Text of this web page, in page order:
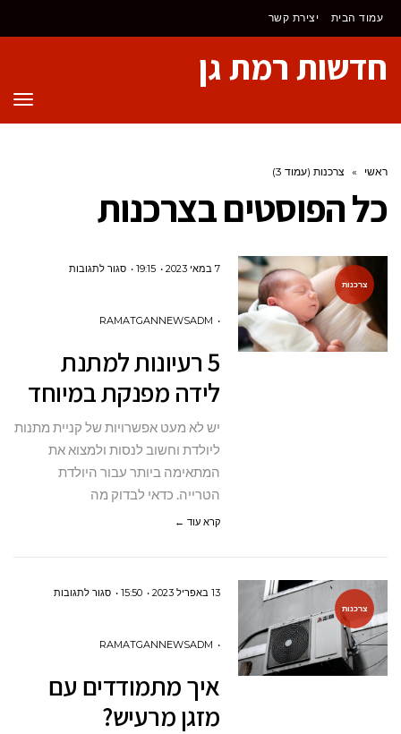
לתוכן
עמוד הבית יצירת קשר
חדשות רמת גן
ראשי » צרכנות (עמוד 3)
כל הפוסטים בצרכנות
צרכנות
7 במאי 2023 19:15 סגור לתגובותעל
לידה
מפנקת
RAMATGANNEWSADM
5 רעיונות למתנת
לידה מפנקת במיוחד
יש לא מעט אפשרויות של קניית מתנות
ליולדת וחשוב לנסות ולמצוא את
המתאימה ביותר עבור היולדת
הטרייה. כדאי לבדוק מה
קרא עוד ←
צרכנות
13 באפריל 2023 15:50 סגור לתגובותעל
מזגן
RAMATGANNEWSADM
איך מתמודדים עם
מזגן מרעיש?